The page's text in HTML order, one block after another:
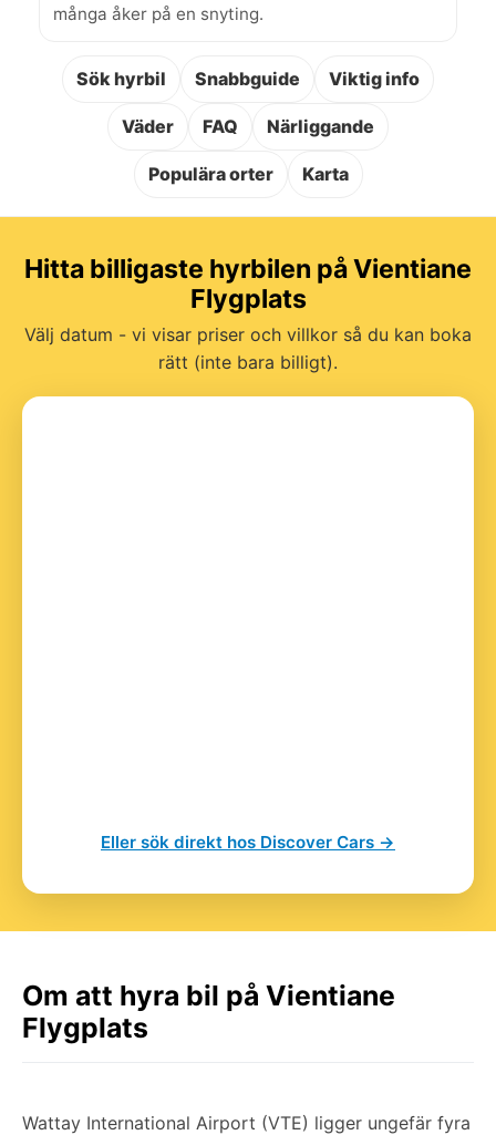
många åker på en snyting.
Sök hyrbil Snabbguide Viktig info
Väder FAQ Närliggande
Populära orter Karta
Hitta billigaste hyrbilen på Vientiane
Flygplats
Välj datum - vi visar priser och villkor så du kan boka
rätt (inte bara billigt).
Eller sök direkt hos Discover Cars →
Om att hyra bil på Vientiane
Flygplats
Wattay International Airport (VTE) ligger ungefär fyra